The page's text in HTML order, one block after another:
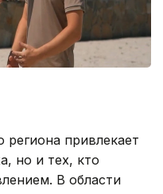
региона привлекает
но и тех, кто
В области